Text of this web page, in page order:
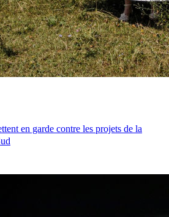
en garde contre les projets de la